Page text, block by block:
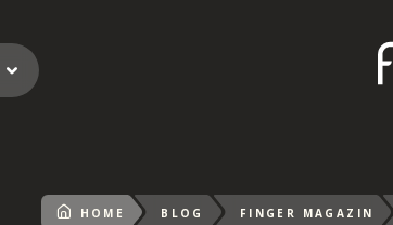
HOME BLOG FINGER MAGAZIN